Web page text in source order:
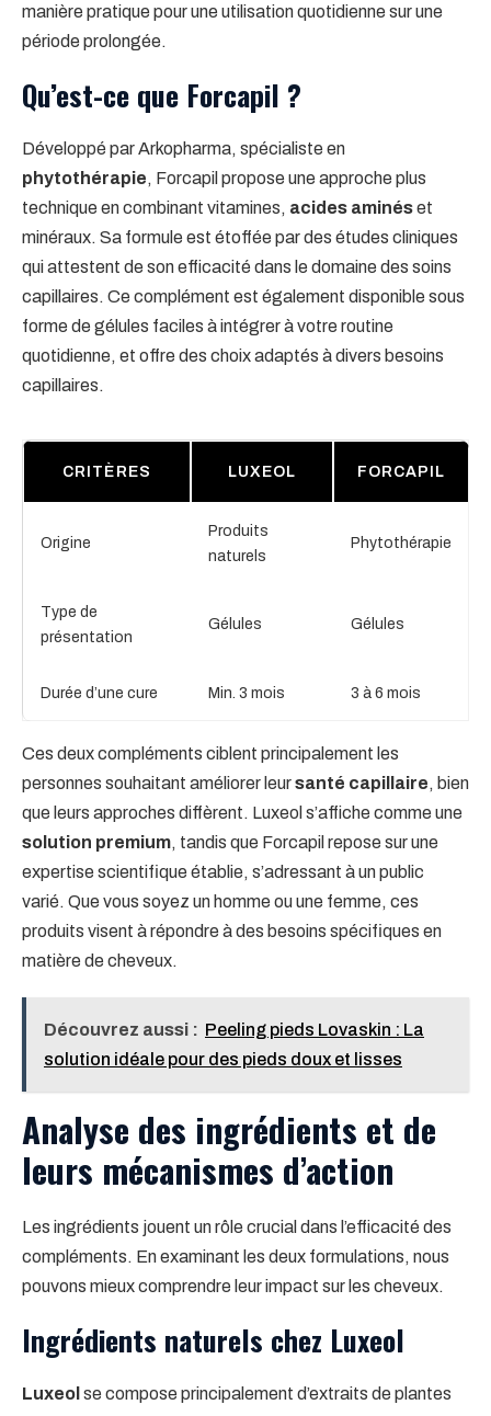
manière pratique pour une utilisation quotidienne sur une
période prolongée.
Qu’est-ce que Forcapil ?
Développé par Arkopharma, spécialiste en
phytothérapie, Forcapil propose une approche plus
technique en combinant vitamines, acides aminéset
minéraux. Sa formule est étoffée par des études cliniques
qui attestent de son efficacité dans le domaine des soins
capillaires. Ce complément est également disponible sous
forme de gélules faciles à intégrer à votre routine
quotidienne, et offre des choix adaptés à divers besoins
capillaires.
CRITÈRES LUXEOL FORCAPIL
Origine
Produits
naturels
Phytothérapie
Type de
présentation
Gélules Gélules
Durée d’une cure Min. 3 mois 3 à 6 mois
Ces deux compléments ciblent principalement les
personnes souhaitant améliorer leursanté capillaire, bien
que leurs approches diffèrent. Luxeol s’affiche comme une
solution premium, tandis que Forcapil repose sur une
expertise scientifique établie, s’adressant à un public
varié. Que vous soyez un homme ou une femme, ces
produits visent à répondre à des besoins spécifiques en
matière de cheveux.
Découvrez aussi : Peeling pieds Lovaskin : La
solution idéale pour des pieds doux et lisses
Analyse des ingrédients et de
leurs mécanismes d’action
Les ingrédients jouent un rôle crucial dans l’efficacité des
compléments. En examinant les deux formulations, nous
pouvons mieux comprendre leur impact sur les cheveux.
Ingrédients naturels chez Luxeol
Luxeol se compose principalement d’extraits de plantes